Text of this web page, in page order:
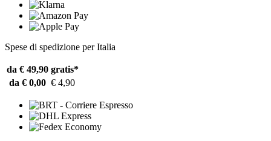
Spese di spedizione per Italia
da € 49,90 gratis*
da € 0,00 € 4,90